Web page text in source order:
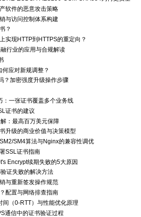
软件的恶意攻击策略
与访问控制体系构建
？
实现HTTP到HTTPS的重定向？
行业的应用与合规解读
应对新规调整？
？加密强度升级操作步骤
：一张证书覆盖多个业务线
证书的建议
：最高百万美元保障
升级的商业价值与决策模型
SM4算法与Nginx的兼容性调优
SSL证书指南
Encrypt续期失败的5大原因
证失败的解决方法
与重新签发操作规范
配置与网络排查指南
（0-RTT）与性能优化原理
通信中的证书验证过程